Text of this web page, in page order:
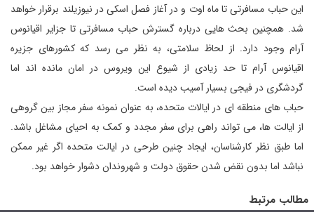
این حباب مسافرتی تا ماه اوت و در آغاز فصل اسکی در نیوزیلند برقرار خواهد
شد. همچنین بحث هایی درباره گسترش حباب مسافرتی تا جزایر اقیانوس
آرام وجود دارد. از لحاظ سلامتی، به نظر می رسد که کشورهای جزیره
اقیانوس آرام تا حد زیادی از شیوع این ویروس در امان مانده اند اما
گردشگری در فیجی بسیار آسیب دیده است.
حباب های منطقه ای در ایالات متحده، به عنوان نمونه سفر مجاز بین گروهی
از ایالت ها، می تواند راهی برای سفر مجدد و کمک به احیای مشاغل باشد.
اما طبق نظر کارشناسان، ایجاد چنین طرحی در ایالت متحده اگر غیر ممکن
نباشد اما بدون نقض شدن حقوق دولت و شهروندان دشوار خواهد بود.
مطالب مرتبط